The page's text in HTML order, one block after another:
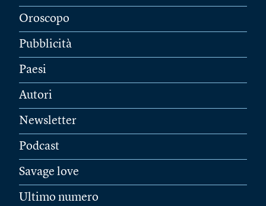
Oroscopo
Pubblicità
Paesi
Autori
Newsletter
Podcast
Savage love
Ultimo numero